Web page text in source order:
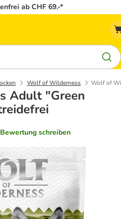
ab CHF 69.-*
Wolf of Wilderness Wolf of
Adult "Green
Bewertung schreiben